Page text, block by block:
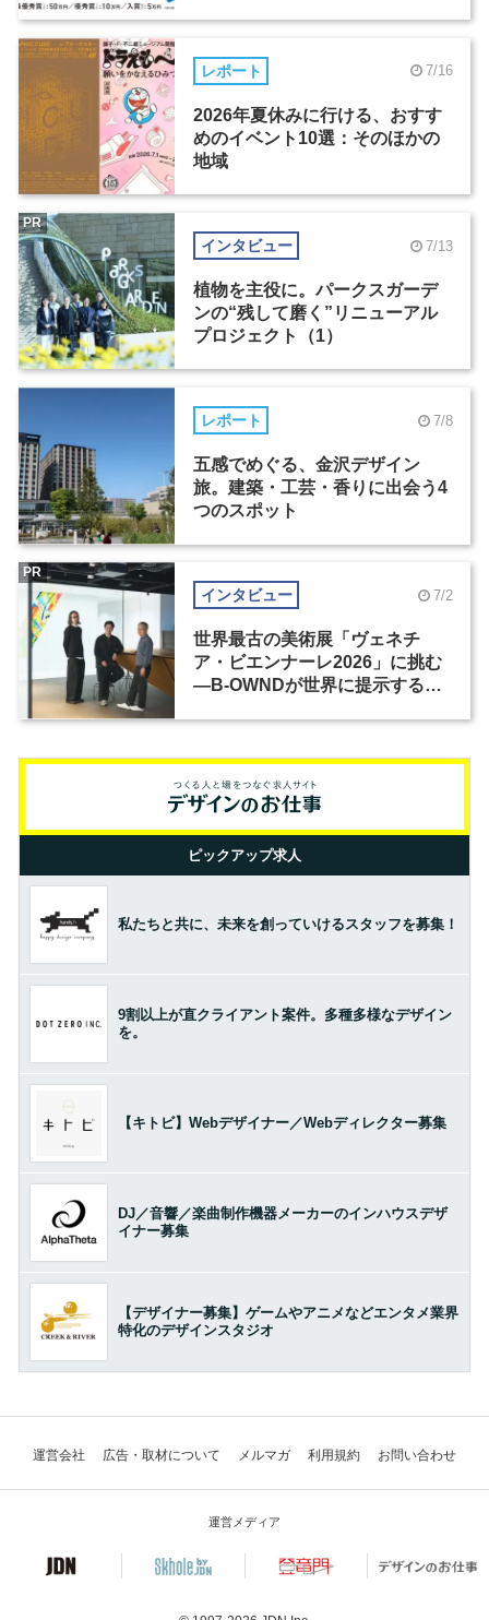
レポート 7/16
2026年夏休みに行ける、おすす
めのイベント10選：そのほかの
地域
インタビュー 7/13
植物を主役に。パークスガーデ
ンの“残して磨く”リニューアル
プロジェクト（1）
PR
レポート 7/8
五感でめぐる、金沢デザイン
旅。建築・工芸・香りに出会う4
つのスポット
インタビュー 7/2
世界最古の美術展「ヴェネチ
ア・ビエンナーレ2026」に挑む
―B-OWNDが世界に提示する美
PR
ピックアップ求人
私たちと共に、未来を創っていけるスタッフを募集！
9割以上が直クライアント案件。多種多様なデザイン
を。
【キトビ】Webデザイナー／Webディレクター募集
DJ／音響／楽曲制作機器メーカーのインハウスデザ
イナー募集
【デザイナー募集】ゲームやアニメなどエンタメ業界
特化のデザインスタジオ
運営会社 広告・取材について メルマガ 利用規約 お問い合わせ
運営メディア